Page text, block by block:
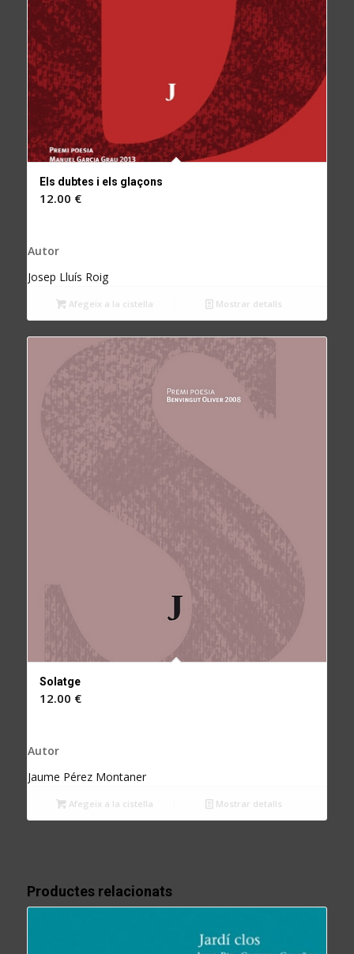
Els dubtes i els glaçons
12.00 €
Autor
Josep Lluís Roig
Afegeix a la cistella Mostrar detalls
Solatge
12.00 €
Autor
Jaume Pérez Montaner
Afegeix a la cistella Mostrar detalls
Productes relacionats